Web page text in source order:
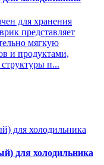
для хранения
представляет
мягкую
и продуктами,
п...
для холодильника